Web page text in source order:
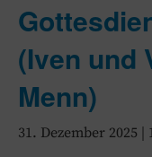
(Iven und
Menn)
31. Dezember 2025 |